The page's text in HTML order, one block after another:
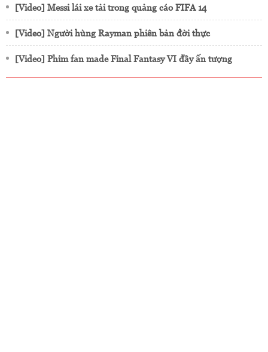
[Video] Messi lái xe tải trong quảng cáo FIFA 14
[Video] Người hùng Rayman phiên bản đời thực
[Video] Phim fan made Final Fantasy VI đầy ấn tượng